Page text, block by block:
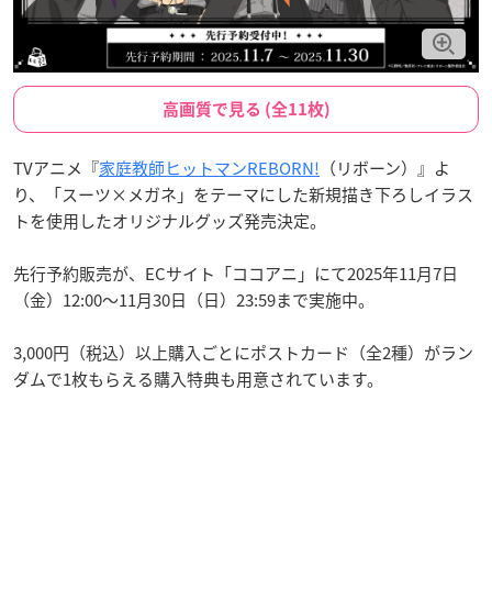
高画質で見る (全11枚)
TVアニメ『家庭教師ヒットマンREBORN! （リボーン）』よ
り、「スーツ×メガネ」をテーマにした新規描き下ろしイラス
トを使用したオリジナルグッズ発売決定。
先行予約販売が、ECサイト「ココアニ」にて2025年11月7日
（金）12:00〜11月30日（日）23:59まで実施中。
3,000円（税込）以上購入ごとにポストカード（全2種）がラン
ダムで1枚もらえる購入特典も用意されています。